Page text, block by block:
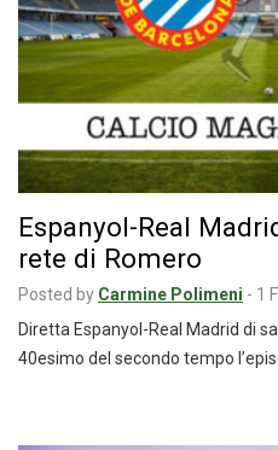
Espanyol-Real
rete di Romero
Posted by Carmine Polimeni - 1
Diretta Espanyol-Real Madrid di
40esimo del secondo tempo